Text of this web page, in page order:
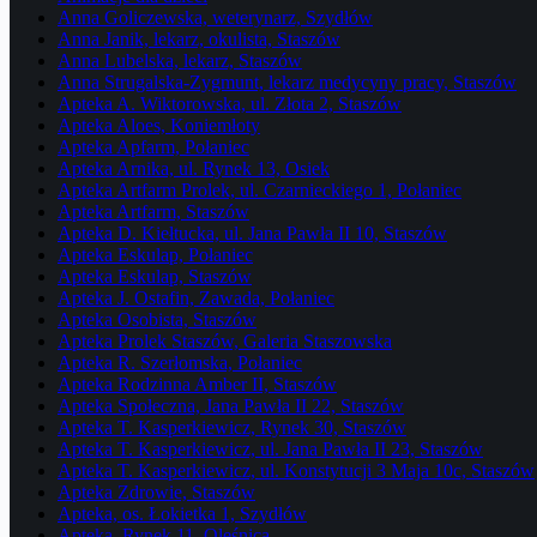
Anna Goliczewska, weterynarz, Szydłów
Anna Janik, lekarz, okulista, Staszów
Anna Lubelska, lekarz, Staszów
Anna Strugalska-Zygmunt, lekarz medycyny pracy, Staszów
Apteka A. Wiktorowska, ul. Złota 2, Staszów
Apteka Aloes, Koniemłoty
Apteka Apfarm, Połaniec
Apteka Arnika, ul. Rynek 13, Osiek
Apteka Artfarm Prolek, ul. Czarnieckiego 1, Połaniec
Apteka Artfarm, Staszów
Apteka D. Kiełtucka, ul. Jana Pawła II 10, Staszów
Apteka Eskulap, Połaniec
Apteka Eskulap, Staszów
Apteka J. Ostafin, Zawada, Połaniec
Apteka Osobista, Staszów
Apteka Prolek Staszów, Galeria Staszowska
Apteka R. Szerłomska, Połaniec
Apteka Rodzinna Amber II, Staszów
Apteka Społeczna, Jana Pawła II 22, Staszów
Apteka T. Kasperkiewicz, Rynek 30, Staszów
Apteka T. Kasperkiewicz, ul. Jana Pawła II 23, Staszów
Apteka T. Kasperkiewicz, ul. Konstytucji 3 Maja 10c, Staszów
Apteka Zdrowie, Staszów
Apteka, os. Łokietka 1, Szydłów